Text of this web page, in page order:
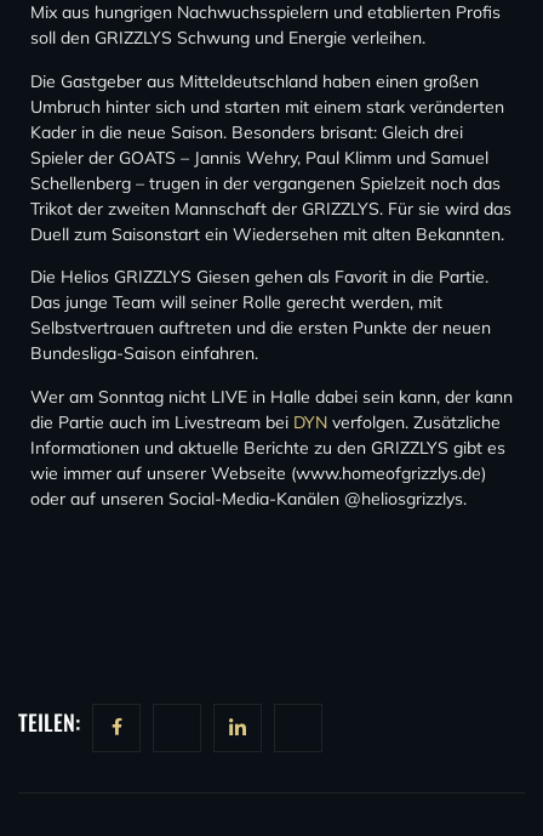
Mix aus hungrigen Nachwuchsspielern und etablierten Profis
soll den GRIZZLYS Schwung und Energie verleihen.
Die Gastgeber aus Mitteldeutschland haben einen großen
Umbruch hinter sich und starten mit einem stark veränderten
Kader in die neue Saison. Besonders brisant: Gleich drei
Spieler der GOATS – Jannis Wehry, Paul Klimm und Samuel
Schellenberg – trugen in der vergangenen Spielzeit noch das
Trikot der zweiten Mannschaft der GRIZZLYS. Für sie wird das
Duell zum Saisonstart ein Wiedersehen mit alten Bekannten.
Die Helios GRIZZLYS Giesen gehen als Favorit in die Partie.
Das junge Team will seiner Rolle gerecht werden, mit
Selbstvertrauen auftreten und die ersten Punkte der neuen
Bundesliga-Saison einfahren.
Wer am Sonntag nicht LIVE in Halle dabei sein kann, der kann
die Partie auch im Livestream bei DYN verfolgen. Zusätzliche
Informationen und aktuelle Berichte zu den GRIZZLYS gibt es
wie immer auf unserer Webseite (www.homeofgrizzlys.de)
oder auf unseren Social-Media-Kanälen @heliosgrizzlys.
TEILEN: